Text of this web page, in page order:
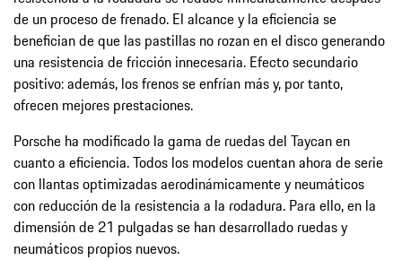
de un proceso de frenado. El alcance y la eficiencia se
benefician de que las pastillas no rozan en el disco generando
una resistencia de fricción innecesaria. Efecto secundario
positivo: además, los frenos se enfrían más y, por tanto,
ofrecen mejores prestaciones.
Porsche ha modificado la gama de ruedas del Taycan en
cuanto a eficiencia. Todos los modelos cuentan ahora de serie
con llantas optimizadas aerodinámicamente y neumáticos
con reducción de la resistencia a la rodadura. Para ello, en la
dimensión de 21 pulgadas se han desarrollado ruedas y
neumáticos propios nuevos.